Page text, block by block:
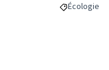
Filtrer les
Écologie